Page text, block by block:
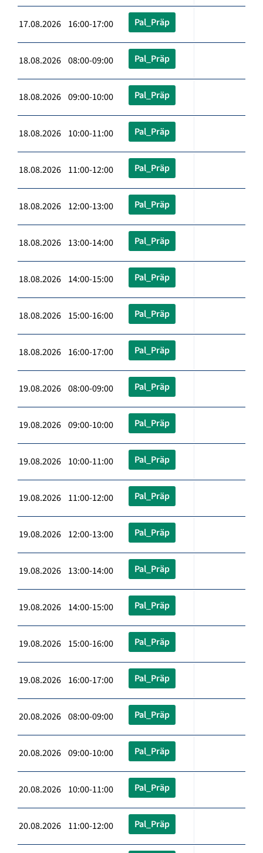
17.08.2026 16:00-17:00 Pal_Präp
18.08.2026 08:00-09:00 Pal_Präp
18.08.2026 09:00-10:00 Pal_Präp
18.08.2026 10:00-11:00 Pal_Präp
18.08.2026 11:00-12:00 Pal_Präp
18.08.2026 12:00-13:00 Pal_Präp
18.08.2026 13:00-14:00 Pal_Präp
18.08.2026 14:00-15:00 Pal_Präp
18.08.2026 15:00-16:00 Pal_Präp
18.08.2026 16:00-17:00 Pal_Präp
19.08.2026 08:00-09:00 Pal_Präp
19.08.2026 09:00-10:00 Pal_Präp
19.08.2026 10:00-11:00 Pal_Präp
19.08.2026 11:00-12:00 Pal_Präp
19.08.2026 12:00-13:00 Pal_Präp
19.08.2026 13:00-14:00 Pal_Präp
19.08.2026 14:00-15:00 Pal_Präp
19.08.2026 15:00-16:00 Pal_Präp
19.08.2026 16:00-17:00 Pal_Präp
20.08.2026 08:00-09:00 Pal_Präp
20.08.2026 09:00-10:00 Pal_Präp
20.08.2026 10:00-11:00 Pal_Präp
20.08.2026 11:00-12:00 Pal_Präp